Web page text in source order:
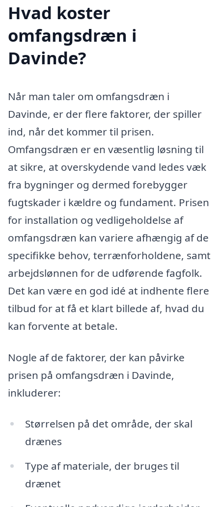
Hvad koster
omfangsdræn i
Davinde?
Når man taler om omfangsdræn i
Davinde, er der flere faktorer, der spiller
ind, når det kommer til prisen.
Omfangsdræn er en væsentlig løsning til
at sikre, at overskydende vand ledes væk
fra bygninger og dermed forebygger
fugtskader i kældre og fundament. Prisen
for installation og vedligeholdelse af
omfangsdræn kan variere afhængig af de
specifikke behov, terrænforholdene, samt
arbejdslønnen for de udførende fagfolk.
Det kan være en god idé at indhente flere
tilbud for at få et klart billede af, hvad du
kan forvente at betale.
Nogle af de faktorer, der kan påvirke
prisen på omfangsdræn i Davinde,
inkluderer:
Størrelsen på det område, der skal
drænes
Type af materiale, der bruges til
drænet